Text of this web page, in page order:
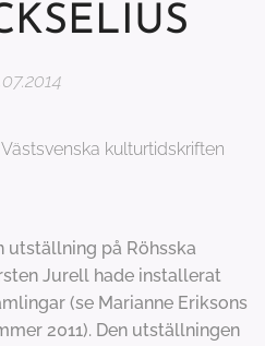
kulturtidskriften
utställning på Röhsska
Jurell hade installerat
(se Marianne Eriksons
2011). Den utställningen